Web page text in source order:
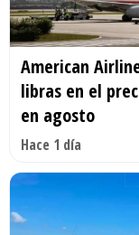
American
libras en el
en agosto
Hace 1 día